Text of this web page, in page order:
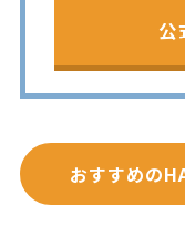
公
おすすめの